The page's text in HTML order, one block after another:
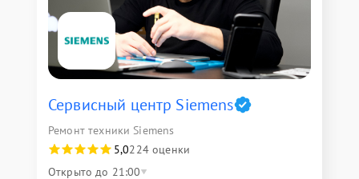
Сервисный центр Siemens
Ремонт техники Siemens
5,0224 оценки
Открыто до 21:00